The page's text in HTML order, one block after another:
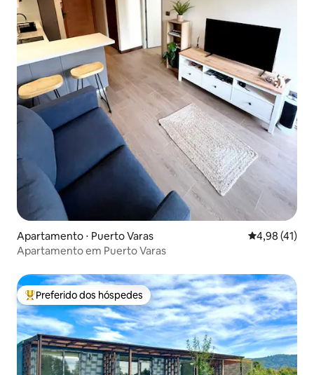
Apartamento ⋅ Puerto Varas 4,98 de uma
4,98 (41)
Apartamento em Puerto Varas
Entre os melhores preferidos dos hóspedes
Preferido dos hóspedes